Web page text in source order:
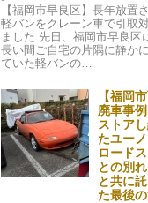
【福岡市早良区】長年放置
軽バンをクレーン車で引取
ました 先日、福岡市早良区
長い間ご自宅の片隅に静か
ていた軽バンの…
【福岡
廃車事
ストア
たユーノ
ロード
との別
と共に
た最後